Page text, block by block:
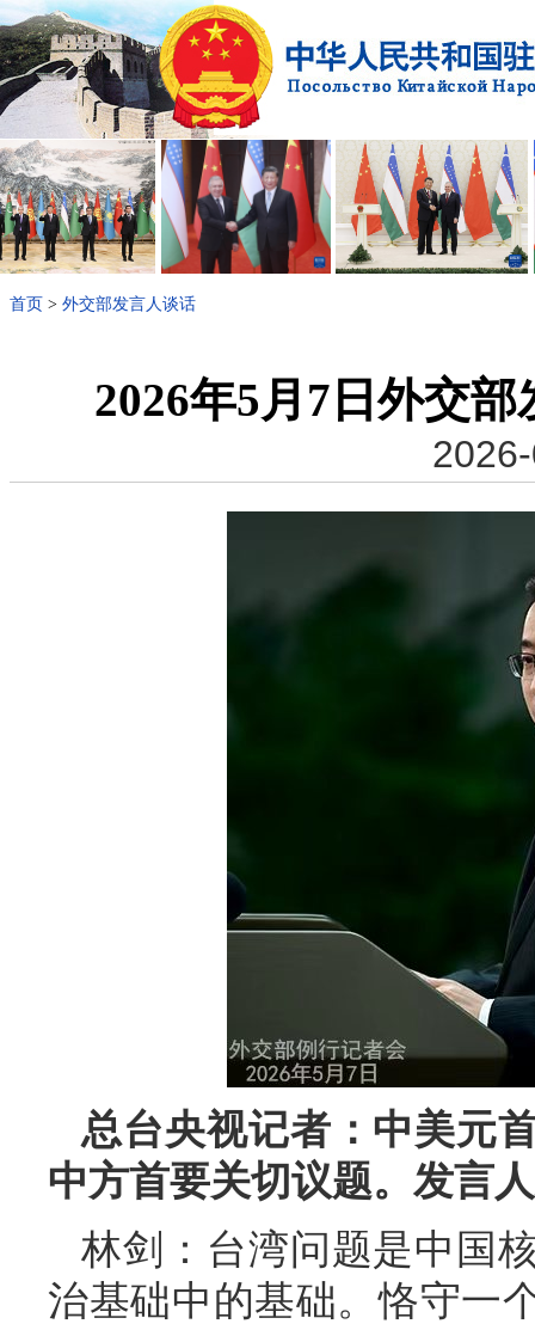
首页 > 外交部发言人谈话
2026年5月7日外交
总台央视记者：中美元
中方首要关切议题。发言
林剑：台湾问题是中国
治基础中的基础。恪守一